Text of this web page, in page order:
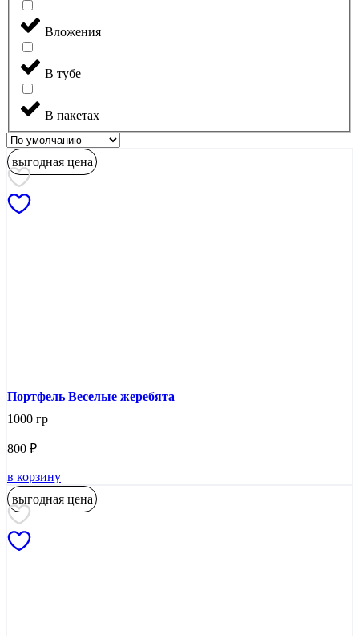
Вложения
В тубе
В пакетах
выгодная цена
Портфель Веселые жеребята
1000 гр
800 ₽
в корзину
выгодная цена